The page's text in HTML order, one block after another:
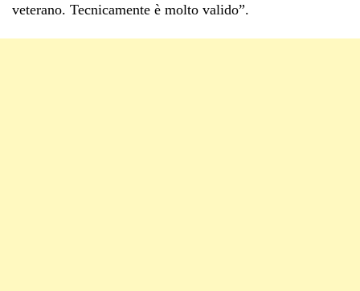
veterano. Tecnicamente è molto valido”.